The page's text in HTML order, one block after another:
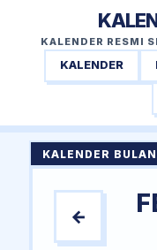
KALENDER RESMI
KALENDER
KALENDER
←